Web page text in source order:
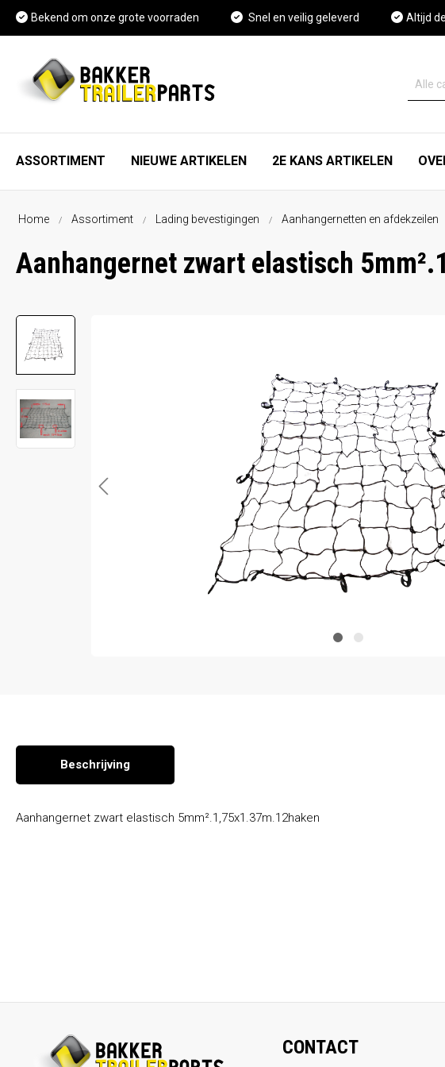
Bekend om onze grote voorraden Snel en veilig geleverd Altijd
ASSORTIMENT NIEUWE ARTIKELEN 2E KANS ARTIKELEN
As, wiel en rem onderdelen
Spatschermen
Koppelingen en toebehoren
Anti-diefstal
Hang- en sluitwerk
Electra
FAQ
Vacature Magazijnmedewerker
Home Assortiment Lading bevestigingen Aanhangernetten en afdekzeilen
Aanhangernet zwart elastisch
Beschrijving
Aanhangernet zwart elastisch 5mm².1,75x1.37m.12haken
CONTACT